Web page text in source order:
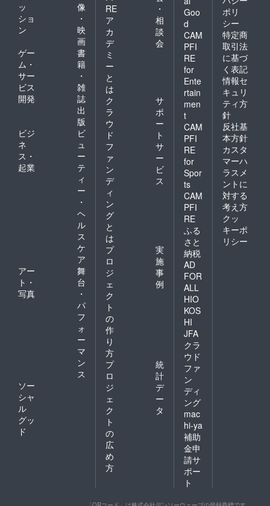
ッ
ショ
ン
像
・
映
画
ゲー
ム・
サー
ビス
開発
書
籍
・
雑
誌
出
版
ビジ
ネ
ス・
起業
ビ
ュ
ー
テ
ィ
ー
・
ヘ
ル
ス
ケ
ア
アー
ト・
写真
舞
台
・
パ
フ
ォ
ー
マ
ン
ス
ソー
シャ
ル
グッ
ド
RE
ア
カ
デ
ミ
ー
と
は
・
相
談
会
ク
ラ
ウ
ド
フ
ァ
ン
デ
ィ
ン
グ
と
は
サ
ポ
ー
ト
サ
ー
ビ
ス
プ
ロ
ジ
ェ
ク
ト
の
作
り
方
実
施
事
例
プ
ロ
ジ
ェ
ク
ト
の
広
め
方
統
計
デ
ー
タ
Goo
d
CAM
PFI
RE
for
Ente
rtain
men
t
CAM
PFI
RE
for
Spor
ts
CAM
PFI
RE
ふる
さと
納税
AD
FOR
ALL
HIO
KOS
HI
JFA
クラ
ウド
ファ
ン
ディ
ング
mac
hi-ya
補助
金申
請サ
ポー
ト
ポリ
シー
特定商
取引法
に基づ
く表記
情報セ
キュリ
ティ方
針
反社基
本方針
カスタ
マーハ
ラスメ
ントに
対する
考え方
クッ
キーポ
リシー